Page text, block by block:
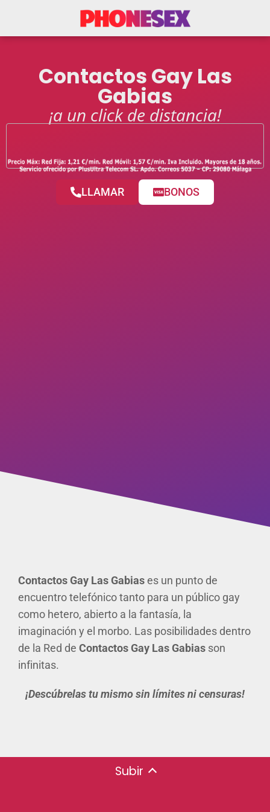
Contactos Gay Las
Gabias
¡a un click de distancia!
LLAMAR BONOS
Contactos Gay Las Gabiases un punto de
encuentro telefónico tanto para un público gay
como hetero, abierto a la fantasía, la
imaginación y el morbo. Las posibilidades dentro
de la Red de Contactos Gay Las Gabias son
infinitas.
¡Descúbrelas tu mismo sin límites ni censuras!
Subir